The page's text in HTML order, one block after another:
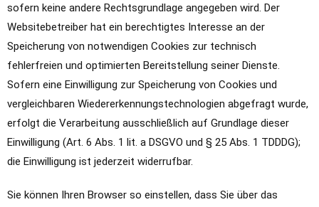
sofern keine andere Rechtsgrundlage angegeben wird. Der
Websitebetreiber hat ein berechtigtes Interesse an der
Speicherung von notwendigen Cookies zur technisch
fehlerfreien und optimierten Bereitstellung seiner Dienste.
Sofern eine Einwilligung zur Speicherung von Cookies und
vergleichbaren Wiedererkennungstechnologien abgefragt wurde,
erfolgt die Verarbeitung ausschließlich auf Grundlage dieser
Einwilligung (Art. 6 Abs. 1 lit. a DSGVO und § 25 Abs. 1 TDDDG);
die Einwilligung ist jederzeit widerrufbar.
Sie können Ihren Browser so einstellen, dass Sie über das